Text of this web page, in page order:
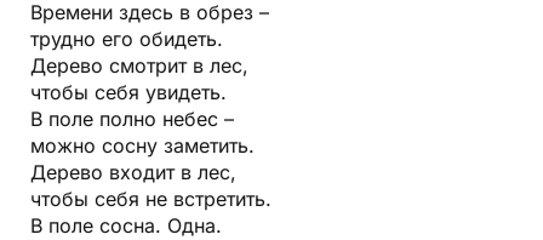
Времени здесь в обрез –
трудно его обидеть.
Дерево смотрит в лес,
чтобы себя увидеть.
В поле полно небес –
можно сосну заметить.
Дерево входит в лес,
чтобы себя не встретить.
В поле сосна. Одна.